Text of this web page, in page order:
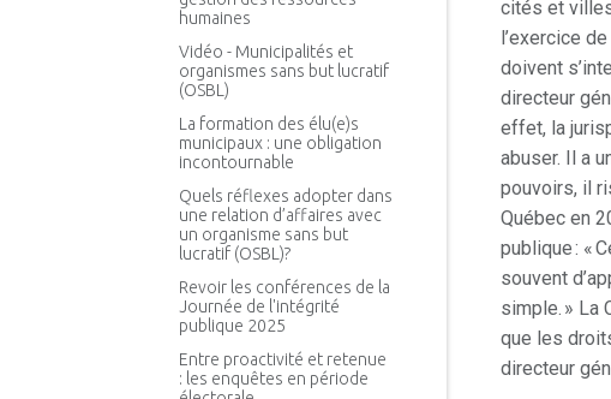
humaines
Vidéo - Municipalités et
organismes sans but lucratif
(OSBL)
La formation des élu(e)s
municipaux : une obligation
incontournable
Quels réflexes adopter dans
une relation d’affaires avec
un organisme sans but
lucratif (OSBL)?
Revoir les conférences de la
Journée de l'intégrité
publique 2025
Entre proactivité et retenue
: les enquêtes en période
cités et
l’exercice
doivent
directeur
effet, la
abuser. Il a
pouvoirs, il
Québec en
publique : «
souvent
simple. » La
que les
directeur